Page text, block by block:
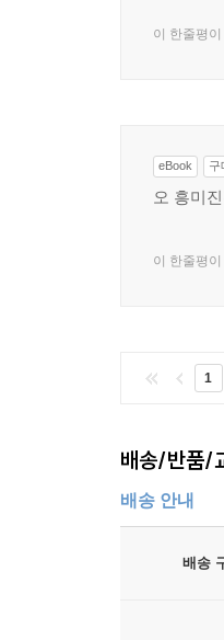
이 한줄평
eBook 구
오 흥미
이 한줄평
1
배송/반품/
배송 안내
배송